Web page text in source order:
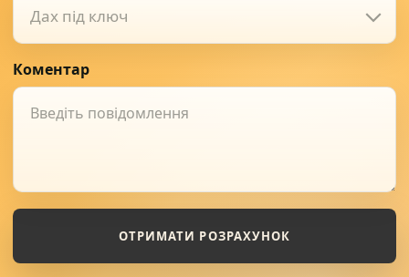
Дах під ключ
Коментар
ОТРИМАТИ РОЗРАХУНОК